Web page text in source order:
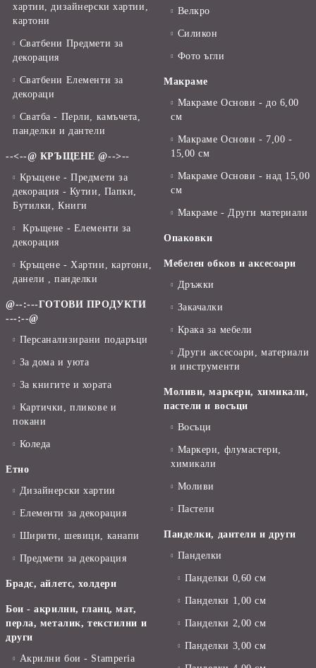
хартии, дизайнерски хартии,
картони
Сватбени Предмети за
декорация
Сватбени Елементи за
декораци
Сватба - Перли, камъчета,
панделки и дантели
--<--@ КРЪЩЕНЕ @-->--
Кръщене - Предмети за
декорация - Кутии, Папки,
Бутилки, Книги
Кръщене - Елементи за
декорация
Кръщене - Хартии, картони,
данели , панделки
@--:---ГОТОВИ ПРОДУКТИ
---:--@
Персанализирани подаръци
За дома и уюта
За книгите и хората
Картички, пликове и
покани
Коледа
Етно
Дизайнерски хартии
Елементи за декорация
Ширити, шевици, канапи
Предмети за декорация
Брадс, айлетс, холдери
Бои - акрилни, гланц, мат,
перла, металик, текстилни и
други
Акрилни бои - Stamperia
Велкро
Силикон
Фото ъгли
Макраме
Макраме Основи - до 6,00
см
Макраме Основи - 7,00 -
15,00 см
Макраме Основи - над 15,00
см
Макраме - Други материали
Опаковки
Мебелен обков и аксесоари
Дръжки
Закачалки
Крака за мебели
Други аксесоари, материали
и инструменти
Моливи, маркери, химикали,
пастели и восъци
Восъци
Маркери, флумастери,
химикали
Моливи
Пастели
Панделки, дантели и други
Панделки
Панделки 0,60 см
Панделки 1,00 см
Панделки 2,00 см
Панделки 3,00 см